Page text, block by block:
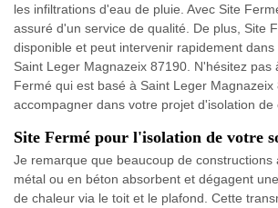
les infiltrations d'eau de pluie. Avec Site
assuré d'un service de qualité. De plus, Site
disponible et peut intervenir rapidement
Saint Leger Magnazeix 87190. N'hésitez pas
Fermé qui est basé à Saint Leger
accompagner dans votre projet d'isolation de
Site Fermé pour l'isolation de votre
Je remarque que beaucoup de constructions
métal ou en béton absorbent et dégagent
de chaleur via le toit et le plafond. Cette